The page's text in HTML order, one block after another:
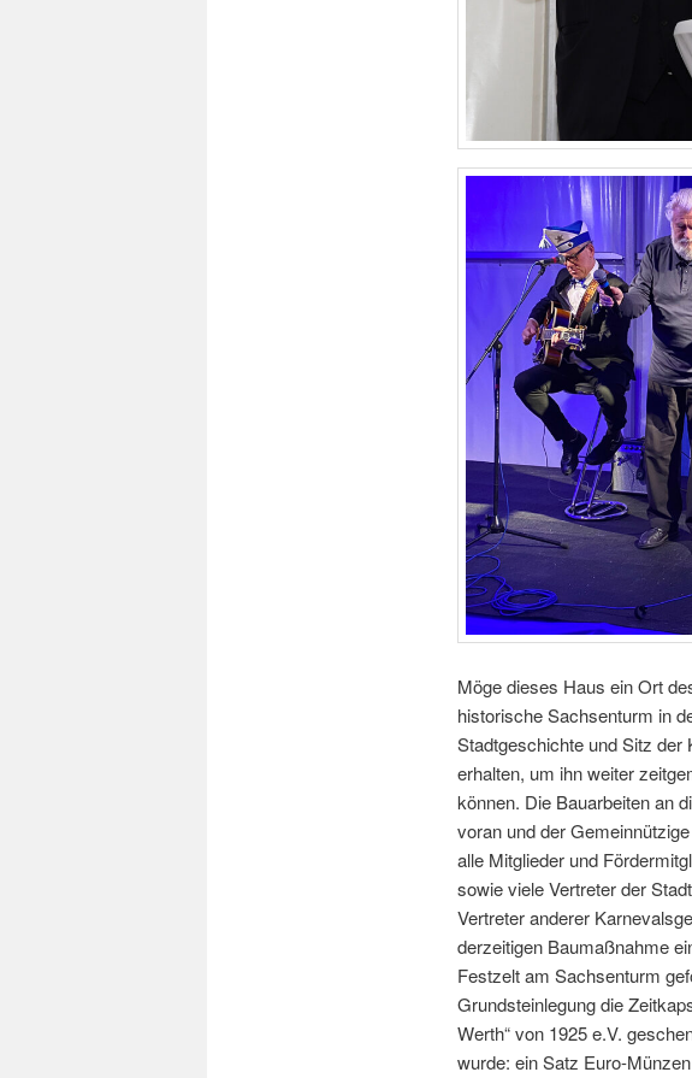
Möge dieses Haus ein Ort
historische Sachsenturm in
Stadtgeschichte und Sitz der
erhalten, um ihn weiter
können. Die Bauarbeiten an
voran und der
alle Mitglieder und
sowie viele Vertreter der
Vertreter anderer
derzeitigen Baumaßnahme
Festzelt am Sachsenturm
Grundsteinlegung die
Werth“ von 1925 e.V.
wurde: ein Satz Euro-